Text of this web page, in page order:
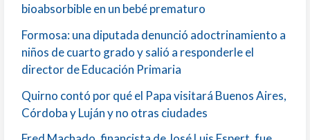
bioabsorbible en un bebé prematuro
Formosa: una diputada denunció adoctrinamiento a
niños de cuarto grado y salió a responderle el
director de Educación Primaria
Quirno contó por qué el Papa visitará Buenos Aires,
Córdoba y Luján y no otras ciudades